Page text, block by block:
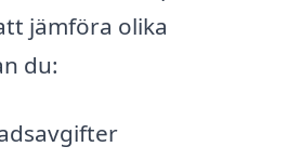
jämföra olika
du: